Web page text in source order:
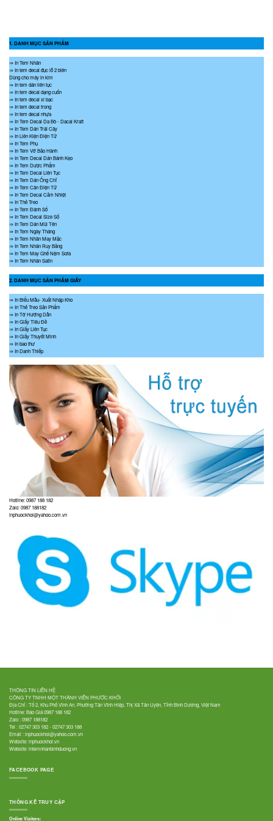
1. DANH MỤC SẢN PHẨM
⇒ In Tem Nhãn
⇒ In tem decal đục lỗ 2 biên
Dùng cho máy in kim
⇒ In tem dán liên tục
⇒ In tem decal dạng cuốn
⇒ In tem decal xi bạc
⇒ In tem decal trong
⇒ In tem decal nhựa
⇒ In Tem Decal Da Bò - Dacal Kraft
⇒ In Tem Dán Trái Cây
⇒ In Liên Kiện Điện Tử
⇒ In Tem Phụ
⇒ In Tem Vỡ Bảo Hành
⇒ In Tem Decal Dán Bánh Kẹo
⇒ In Tem Dược Phẩm
⇒ In Tem Decal Liên Tục
⇒ In Tem Dán Ống Chỉ
⇒ In Tem Cân Điện Tử
⇒ In Tem Decal Cảm Nhiệt
⇒ In Thẻ Treo
⇒ In Tem Đánh Số
⇒ In Tem Decal Size Số
⇒ In Tem Dán Mũi Tên
⇒ In Tem Ngày Tháng
⇒ In Tem Nhãn May Mặc
⇒ In Tem Nhãn Ruy Băng
⇒ In Tem May Ghế Nệm Sofa
⇒ In Tem Nhãn Satin
2. DANH MỤC SẢN PHẨM GIẤY
⇒ In Biểu Mẫu- Xuất Nhập Kho
⇒ In Thẻ Treo Sản Phẩm
⇒ In Tờ Hướng Dẫn
⇒ In Giấy Tiêu Đề
⇒ In Giấy Liên Tục
⇒ In Giấy Thuyết Minh
⇒ In bao thư
⇒ In Danh Thiếp
Hotline: 0987 188 182
Zalo: 0987 188182
inphuockhoi@yahoo.com.vn
THÔNG TIN LIÊN HỆ
CÔNG TY TNHH MỘT THÀNH VIÊN PHƯỚC KHỞI
Địa Chỉ : Tổ 2, Khu Phố Vĩnh An, Phường Tân Vĩnh Hiệp, Thị Xã Tân Uyên, Tỉnh Bình Dương, Việt Nam
Hotline: Báo Giá0987 188 182
Zalo :0987 188182
Tel :02747 303 182-02747 303 188
Email :inphuockhoi@yahoo.com.vn
Website:inphuockhoi.vn
Website:intemnhanbinhduong.vn
FACEBOOK PAGE
THỐNG KÊ TRUY CẬP
Online Visitors: